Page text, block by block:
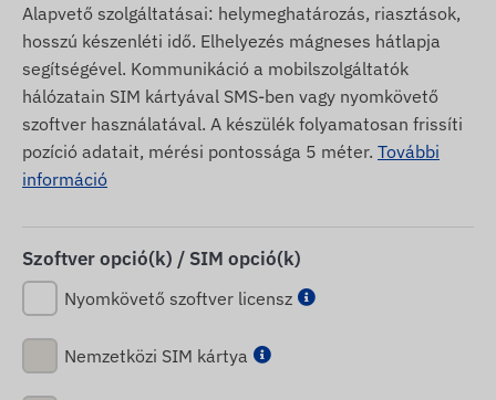
Alapvető szolgáltatásai: helymeghatározás, riasztások,
hosszú készenléti idő. Elhelyezés mágneses hátlapja
segítségével. Kommunikáció a mobilszolgáltatók
hálózatain SIM kártyával SMS-ben vagy nyomkövető
szoftver használatával. A készülék folyamatosan frissíti
pozíció adatait, mérési pontossága 5 méter. További
információ
Szoftver opció(k) / SIM opció(k)
Nyomkövető szoftver licensz
Nemzetközi SIM kártya